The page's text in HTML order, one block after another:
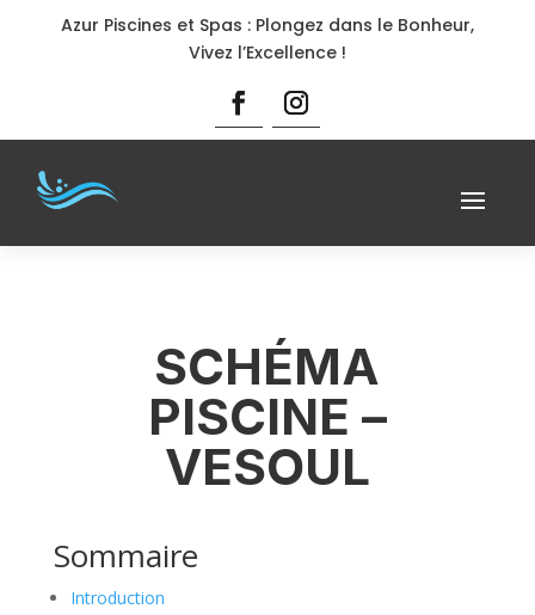
Azur Piscines et Spas : Plongez dans le Bonheur,
Vivez l’Excellence !
SCHÉMA
PISCINE –
VESOUL
Sommaire
Introduction